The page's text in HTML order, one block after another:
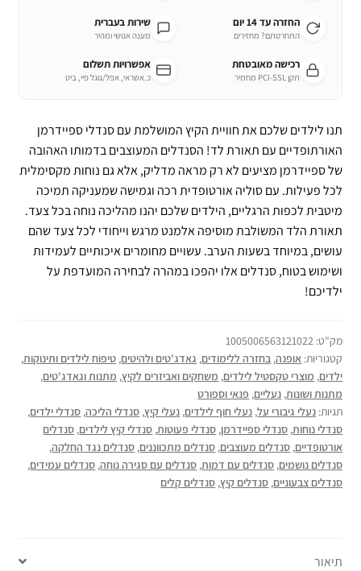
החזרה עד 14 יום
התחרטתם? מחזירים
שירות בעברית
מענה אנושי ומהיר
רכישה מאובטחת
תקן PCI-SSL מחמיר
אפשרויות תשלום
כ.אשראי, אפל/גוגל פיי, ביט
תנו לילדים שלכם את חוויית הקיץ המושלמת עם סנדלי ספיידרמן
האורתופדיים עם תאורת לד! הסנדלים המעוצבים בדמותו האהובה
של ספיידרמן מציעים לא רק מראה מדליק, אלא גם נוחות מקסימלית
לכל פעילות. עם סוליה אורטופדית רכה וגמישה שמעניקה תמיכה
מיטבית לכפות הרגליים, הילדים שלכם יהנו מהליכה נוחה בכל צעד.
תאורת הלד המשולבת מוסיפה אלמנט מרגש וייחודי לכל צעד שהם
עושים, במיוחד בשעות הערב. עשויים מחומרים איכותיים לעמידות
ושימוש בטוח, סנדלים אלו יהפכו במהרה לבחירה המועדפת על
ילדיכם!
מק"ט: 1005006563121022
קטגוריות: אופנה, בחזרה ללימודים, גאדג'טים ולהיטים, טיפוח לילדים ותינוקות,
ילדים, מוצרי טקסטיל לילדים, משחקים ואביזרים לקיץ, מתנות וגאדג'טים,
מתנות ושונות, נעליים, פנאי וספורט
תגיות: נעלי גיבורי על, נעלי חוף לילדים, נעלי קיץ, סנדלי הליכה, סנדלי ילדים,
סנדלי נוחות, סנדלי ספיידרמן, סנדלי פעוטות, סנדלי קיץ לילדים, סנדלים
אורטופדיים, סנדלים מעוצבים, סנדלים מתכווננים, סנדלים נגד החלקה,
סנדלים נושמים, סנדלים עם דמות, סנדלים עם סגירה נוחה, סנדלים עמידים,
סנדלים צבעוניים, סנדלים קיץ, סנדלים קלים
תיאור